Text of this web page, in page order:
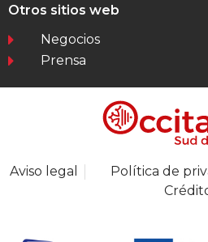
Otros sitios web
Negocios
Prensa
Aviso legal Política de